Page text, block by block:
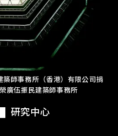
師事務所（香港）有限公司捐
廣伍振民建築師事務所
研究中心
及二十一世紀視覺